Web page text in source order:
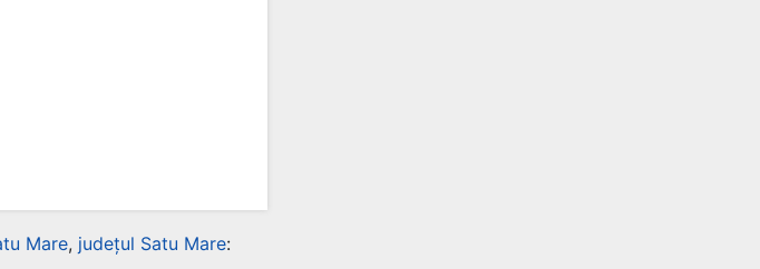
Mare, județul Satu Mare: